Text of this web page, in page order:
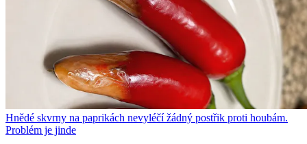
Hnědé skvrny na paprikách nevyléčí žádný postřik proti houbám.
Problém je jinde